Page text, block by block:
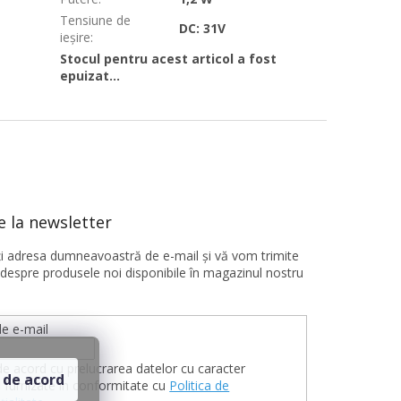
acord
Tensiune de
ieșire:
DC: 31V
Stocul pentru acest articol a fost
epuizat…
la newsletter
adresa dumneavoastră de e-mail şi vă vom trimite
produsele noi disponibile în magazinul nostru
e-mail
de acord cu prelucrarea datelor cu caracter
furnizate în conformitate cu Politica de